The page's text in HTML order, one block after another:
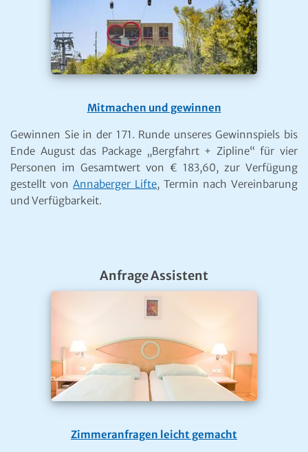
Mitmachen und gewinnen
Gewinnen Sie in der 171. Runde unseres Gewinnspiels bis
Ende August das Package „Bergfahrt + Zipline“ für vier
Personen im Gesamtwert von € 183,60, zur Verfügung
gestellt von Annaberger Lifte, Termin nach Vereinbarung
und Verfügbarkeit.
Anfrage Assistent
Zimmeranfragen leicht gemacht